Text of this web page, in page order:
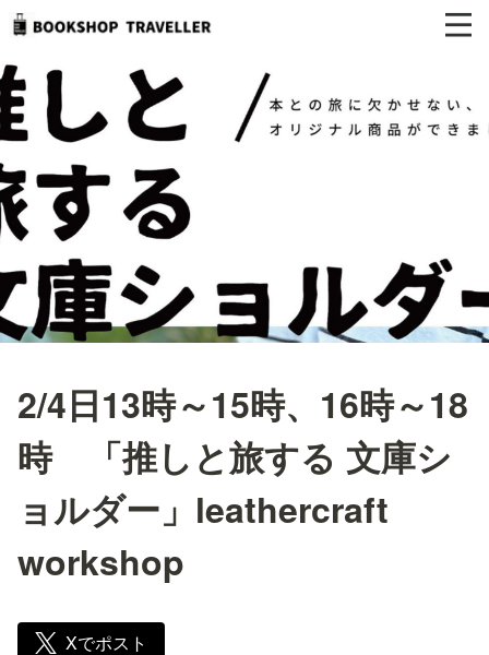
2/4日13時～15時、16時～18
時 「推しと旅する 文庫シ
ョルダー」leathercraft
workshop
Xでポスト